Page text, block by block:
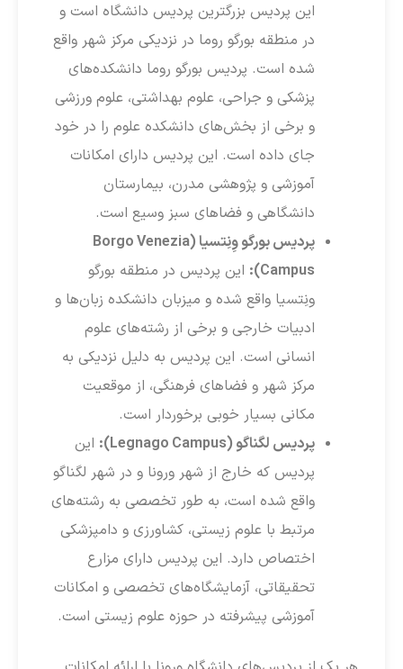
این پردیس بزرگترین پردیس دانشگاه است و
در منطقه بورگو روما در نزدیکی مرکز شهر واقع
شده است. پردیس بورگو روما دانشکده‌های
پزشکی و جراحی، علوم بهداشتی، علوم ورزشی
و برخی از بخش‌های دانشکده علوم را در خود
جای داده است. این پردیس دارای امکانات
آموزشی و پژوهشی مدرن، بیمارستان
دانشگاهی و فضاهای سبز وسیع است.
پردیس بورگو وِنِتسیا (Borgo Venezia
Campus):
این پردیس در منطقه بورگو
ونِتسیا واقع شده و میزبان دانشکده زبان‌ها و
ادبیات خارجی و برخی از رشته‌های علوم
انسانی است. این پردیس به دلیل نزدیکی به
مرکز شهر و فضاهای فرهنگی، از موقعیت
مکانی بسیار خوبی برخوردار است.
پردیس لگناگو (Legnago Campus):
این
پردیس که خارج از شهر ورونا و در شهر لگناگو
واقع شده است، به طور تخصصی به رشته‌های
مرتبط با علوم زیستی، کشاورزی و دامپزشکی
اختصاص دارد. این پردیس دارای مزارع
تحقیقاتی، آزمایشگاه‌های تخصصی و امکانات
آموزشی پیشرفته در حوزه علوم زیستی است.